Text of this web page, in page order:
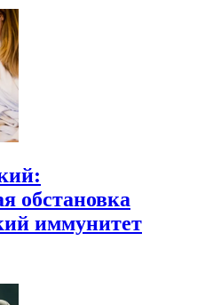
обстановка
иммунитет